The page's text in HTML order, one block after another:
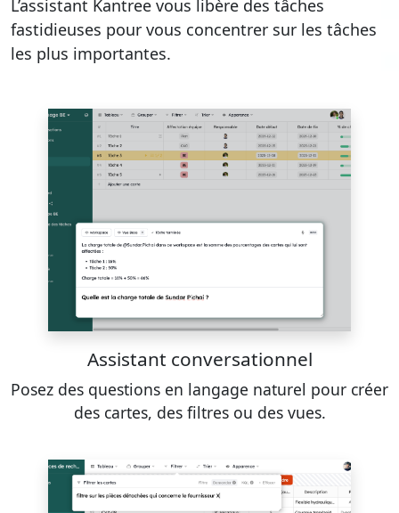
L’assistant Kantree vous libère des tâches
fastidieuses pour vous concentrer sur les tâches
les plus importantes.
Assistant conversationnel
Posez des questions en langage naturel pour créer
des cartes, des filtres ou des vues.